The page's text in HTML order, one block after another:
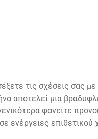
τις σχέσεις σας
αποτελεί μια
φανείτε
ενέργειες επιθετικού